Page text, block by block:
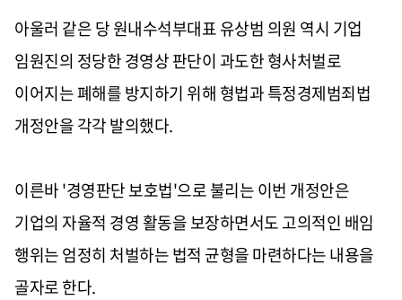
아울러 같은 당 원내수석부대표 유상범 의원 역시 기업
임원진의 정당한 경영상 판단이 과도한 형사처벌로
이어지는 폐해를 방지하기 위해 형법과 특정경제범죄법
개정안을 각각 발의했다.
이른바 '경영판단 보호법'으로 불리는 이번 개정안은
기업의 자율적 경영 활동을 보장하면서도 고의적인 배임
행위는 엄정히 처벌하는 법적 균형을 마련하다는 내용을
골자로 한다.